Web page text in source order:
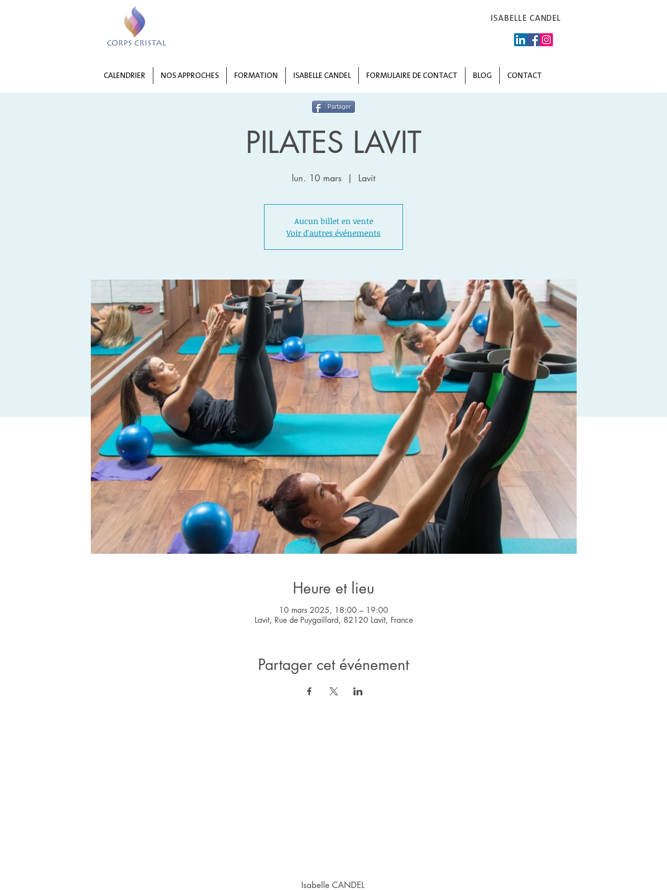
ISABELLE CANDEL
CALENDRIER NOS APPROCHES FORMATION ISABELLE CANDEL FORMULAIRE DE CONTACT BLOG CONTACT
PILATES LAVIT
lun. 10 mars
  |
Lavit
Aucun billet en vente
Voir d'autres événements
Heure et lieu
10 mars 2025, 18:00 – 19:00
Lavit, Rue de Puygaillard, 82120 Lavit, France
Partager cet événement
Partager
Isabelle CANDEL